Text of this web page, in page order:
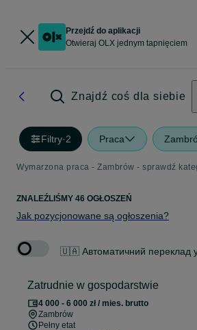
Przejdź do aplikacji
Otwieraj OLX jednym tapnięciem
Znajdź coś dla siebie
Filtry·2 Praca
Wymarzona praca - Zambrów - sprawdź
ZNALEŹLIŚMY 46 OGŁOSZEŃ
Jak pozycjonowane są ogłoszenia?
🇺🇦 Автоматичний переклад
Zatrudnie w gospodarstwie
4 000 - 6 000 zł / mies. brutto
Zambrów
Pełny etat